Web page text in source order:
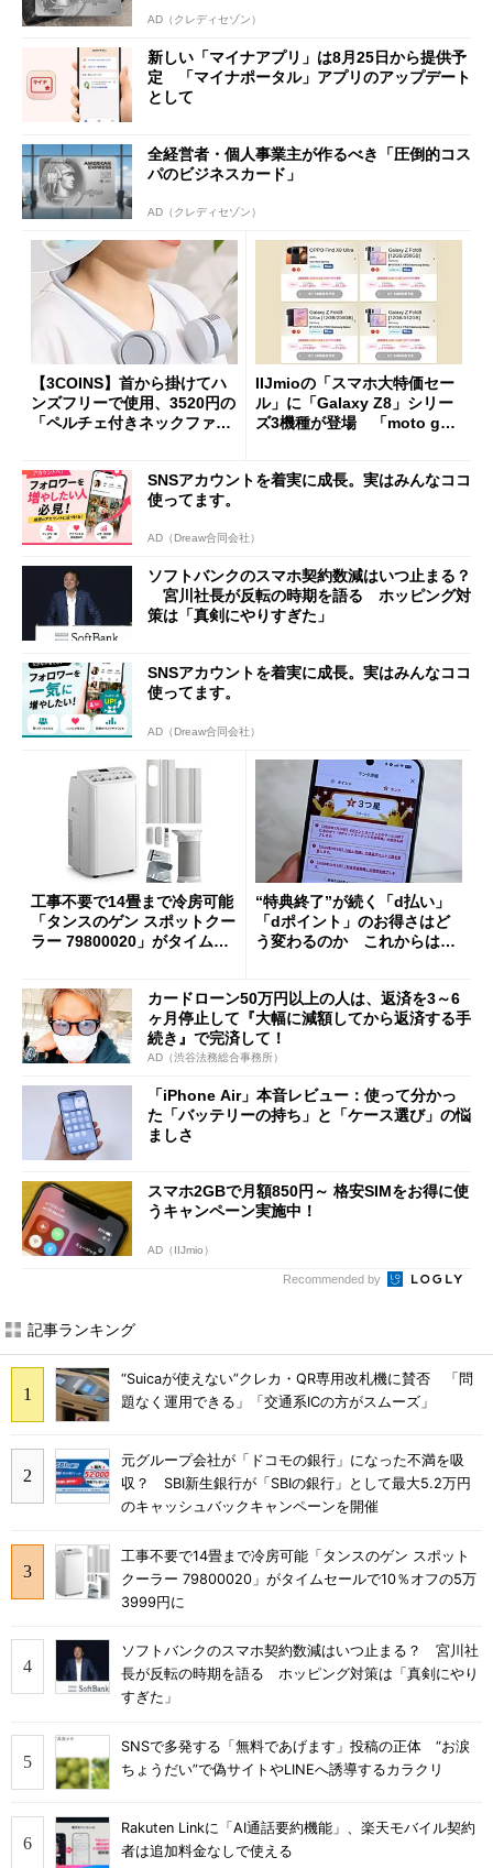
AD（クレディセゾン）
新しい「マイナアプリ」は8月25日から提供予
定 「マイナポータル」アプリのアップデート
として
全経営者・個人事業主が作るべき「圧倒的コス
パのビジネスカード」
AD（クレディセゾン）
【3COINS】首から掛けてハ
ンズフリーで使用、3520円の
「ペルチェ付きネックファ
IIJmioの「スマホ大特価セー
ル」に「Galaxy Z8」シリー
ズ3機種が登場 「moto g37
SNSアカウントを着実に成長。実はみんなココ
使ってます。
AD（Dreaw合同会社）
ソフトバンクのスマホ契約数減はいつ止まる？
宮川社長が反転の時期を語る ホッピング対
策は「真剣にやりすぎた」
SNSアカウントを着実に成長。実はみんなココ
使ってます。
AD（Dreaw合同会社）
工事不要で14畳まで冷房可能
「タンスのゲン スポットクー
ラー 79800020」がタイムセ
“特典終了”が続く「d払い」
「dポイント」のお得さはど
う変わるのか これからは
カードローン50万円以上の人は、返済を3～6
ヶ月停止して『大幅に減額してから返済する手
続き』で完済して！
AD（渋谷法務総合事務所）
「iPhone Air」本音レビュー：使って分かっ
た「バッテリーの持ち」と「ケース選び」の悩
ましさ
スマホ2GBで月額850円～ 格安SIMをお得に使
うキャンペーン実施中！
AD（IIJmio）
Recommended by
記事ランキング
“Suicaが使えない”クレカ・QR専用改札機に賛否 「問
題なく運用できる」「交通系ICの方がスムーズ」
元グループ会社が「ドコモの銀行」になった不満を吸
収？ SBI新生銀行が「SBIの銀行」として最大5.2万円
のキャッシュバックキャンペーンを開催
工事不要で14畳まで冷房可能「タンスのゲン スポット
クーラー 79800020」がタイムセールで10％オフの5万
3999円に
ソフトバンクのスマホ契約数減はいつ止まる？ 宮川社
長が反転の時期を語る ホッピング対策は「真剣にやり
すぎた」
SNSで多発する「無料であげます」投稿の正体 “お涙
ちょうだい”で偽サイトやLINEへ誘導するカラクリ
Rakuten Linkに「AI通話要約機能」、楽天モバイル契約
者は追加料金なしで使える